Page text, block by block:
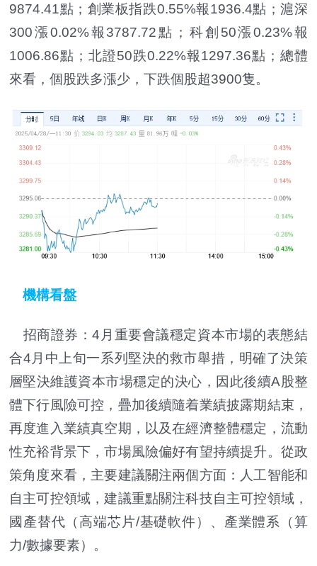
9874.41點；創業板指跌0.55%報1936.4點；滬深
300漲0.02%報3787.72點；科創50漲0.23%報
1006.86點；北證50跌0.22%報1297.36點；總體
來看，個股跌多漲少，下跌個股超3900隻。
機構看盤
招商證券：4月重要會議穩定資本市場的表態結
合4月中上旬一系列堅決的救市舉措，明確了決策
層堅決維護資本市場穩定的決心，因此後續A股整
體下行風險可控，疊加後續隨着業績披露期結束，
再度進入業績真空期，以及在經濟整體穩定，流動
性充裕背景下，市場風險偏好有望持續提升。從政
策角度來看，主要建議關注兩個方面：人工智能和
自主可控領域，建議重點關注科技自主可控領域，
國產替代（高端芯片/基礎軟件）、產業體系（算
力/數據要素）。